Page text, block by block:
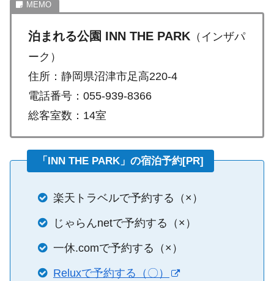
泊まれる公園 INN THE PARK （インザパ
ーク）
住所：静岡県沼津市足高220-4
電話番号：055-939-8366
総客室数：14室
「INN THE PARK」の宿泊予約[PR]
楽天トラベルで予約する（×）
じゃらんnetで予約する（×）
一休.comで予約する（×）
Reluxで予約する（〇）